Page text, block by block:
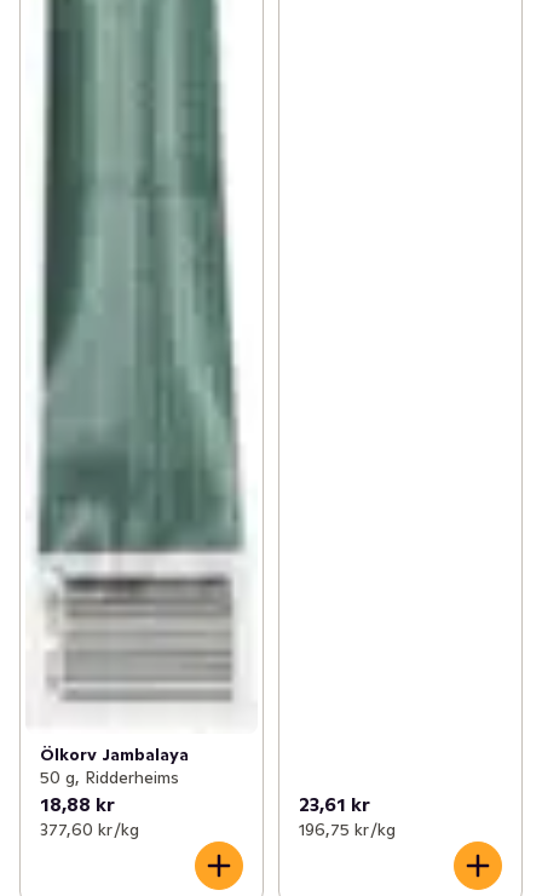
Ölkorv Jambalaya
50 g, Ridderheims
18,88 kr
377,60 kr /kg
23,61 kr
196,75 kr /kg